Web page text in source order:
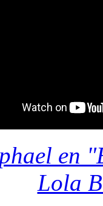
en
Lola